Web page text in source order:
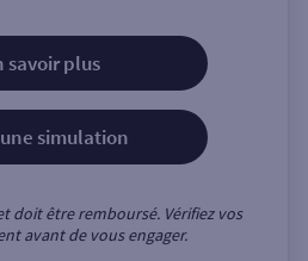
savoir plus
simulation
doit être remboursé. Vérifiez vos
avant de vous engager.